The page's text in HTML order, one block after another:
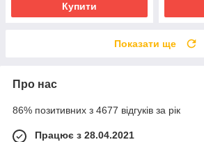
Купити
Показати ще
Про нас
86% позитивних з 4677 відгуків за рік
Працює з 28.04.2021